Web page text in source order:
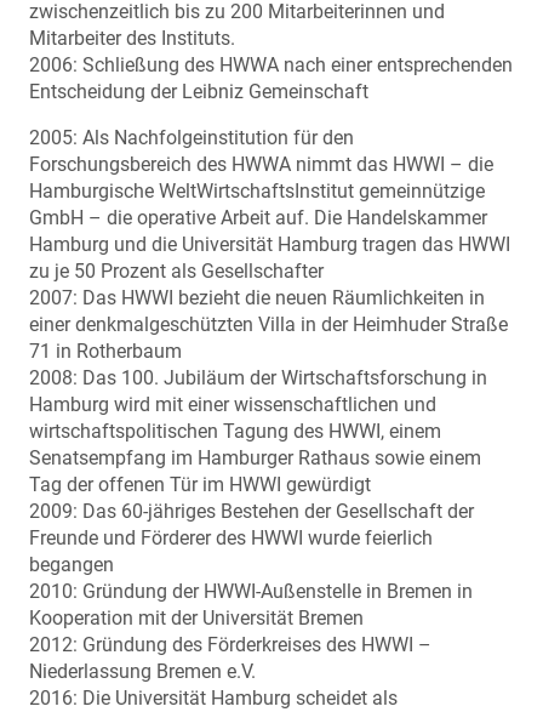
zwischenzeitlich bis zu 200 Mitarbeiterinnen und
Mitarbeiter des Instituts.
2006: Schließung des HWWA nach einer entsprechenden
Entscheidung der Leibniz Gemeinschaft
2005: Als Nachfolgeinstitution für den
Forschungsbereich des HWWA nimmt das HWWI – die
Hamburgische WeltWirtschaftsInstitut gemeinnützige
GmbH – die operative Arbeit auf. Die Handelskammer
Hamburg und die Universität Hamburg tragen das HWWI
zu je 50 Prozent als Gesellschafter
2007: Das HWWI bezieht die neuen Räumlichkeiten in
einer denkmalgeschützten Villa in der Heimhuder Straße
71 in Rotherbaum
2008: Das 100. Jubiläum der Wirtschaftsforschung in
Hamburg wird mit einer wissenschaftlichen und
wirtschaftspolitischen Tagung des HWWI, einem
Senatsempfang im Hamburger Rathaus sowie einem
Tag der offenen Tür im HWWI gewürdigt
2009: Das 60-jähriges Bestehen der Gesellschaft der
Freunde und Förderer des HWWI wurde feierlich
begangen
2010: Gründung der HWWI-Außenstelle in Bremen in
Kooperation mit der Universität Bremen
2012: Gründung des Förderkreises des HWWI –
Niederlassung Bremen e.V.
2016: Die Universität Hamburg scheidet als